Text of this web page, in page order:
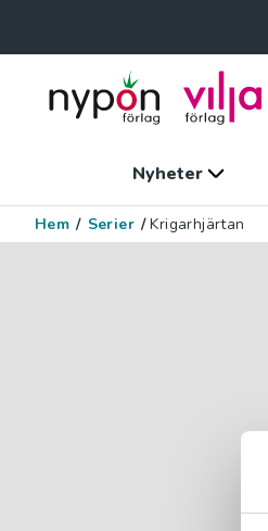
Nyheter
Hem / Serier / Krigarhjärtan